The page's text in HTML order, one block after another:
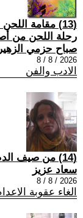
(13) مقامة
رحلة اللحن من
صباح حزمي
2026 / 8 / 8
الادب والفن
(14) من صيف الدم إلى حاضر الإعدامات
سعاد عزيز
2026 / 8 / 8
الغاء عقوبة